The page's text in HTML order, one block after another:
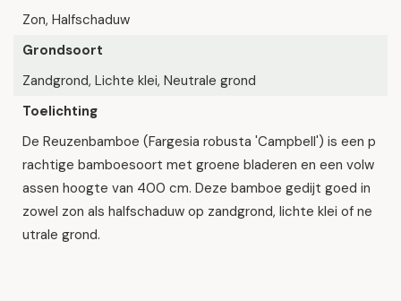
Zon, Halfschaduw
Grondsoort
Zandgrond, Lichte klei, Neutrale grond
Toelichting
De Reuzenbamboe (Fargesia robusta 'Campbell') is een p
rachtige bamboesoort met groene bladeren en een volw
assen hoogte van 400 cm. Deze bamboe gedijt goed in
zowel zon als halfschaduw op zandgrond, lichte klei of ne
utrale grond.